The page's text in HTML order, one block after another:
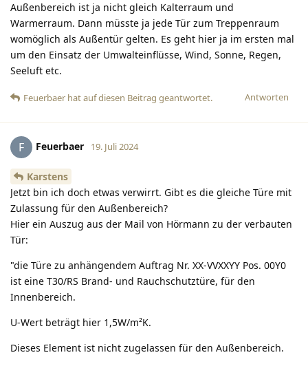
Außenbereich ist ja nicht gleich Kalterraum und
Warmerraum. Dann müsste ja jede Tür zum Treppenraum
womöglich als Außentür gelten. Es geht hier ja im ersten mal
um den Einsatz der Umwalteinflüsse, Wind, Sonne, Regen,
Seeluft etc.
Antworten
Feuerbaer hatauf diesen Beitrag geantwortet.
F Feuerbaer 19. Juli 2024
Karstens
Jetzt bin ich doch etwas verwirrt. Gibt es die gleiche Türe mit
Zulassung für den Außenbereich?
Hier ein Auszug aus der Mail von Hörmann zu der verbauten
Tür:
"die Türe zu anhängendem Auftrag Nr. XX-VVXXYY Pos. 00Y0
ist eine T30/RS Brand- und Rauchschutztüre, für den
Innenbereich.
U-Wert beträgt hier 1,5W/m²K.
Dieses Element ist nicht zugelassen für den Außenbereich.